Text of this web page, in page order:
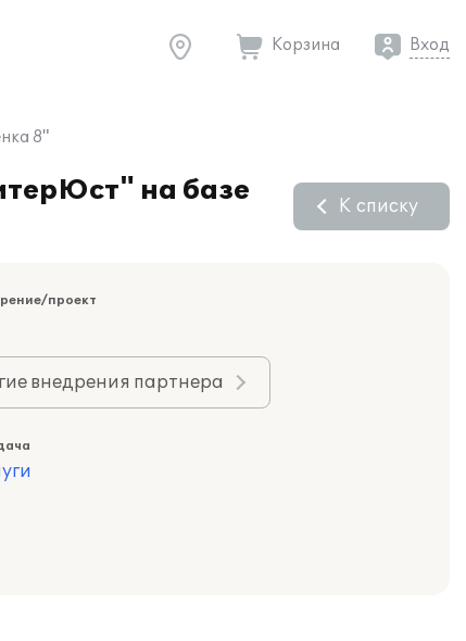
Корзина Вход
8"
на базе
К списку
проект
внедрения партнера